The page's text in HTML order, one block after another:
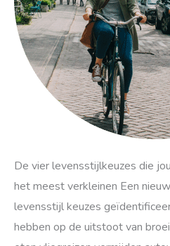
De vier levensstijlkeuzes die
het meest verkleinen Een
levensstijl keuzes
hebben op de uitstoot van
het
meest
verkleinen